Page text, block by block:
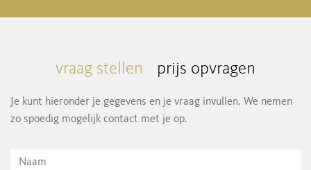
vraag stellen prijs opvragen
Je kunt hieronder je gegevens en je vraag invullen. We nemen
zo spoedig mogelijk contact met je op.